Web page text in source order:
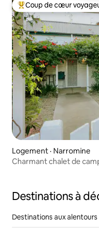
Coup de cœur
Coup de cœur
Logement · Narromine
Charmant chalet de
Destinations à
Destinations aux alentours